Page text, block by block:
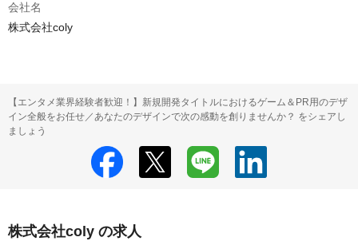
会社名
株式会社coly
【エンタメ業界経験者歓迎！】新規開発タイトルにおけるゲーム＆PR用のデザ
イン全般をお任せ／あなたのデザインで次の感動を創りませんか？ をシェアし
ましょう
株式会社coly の求人